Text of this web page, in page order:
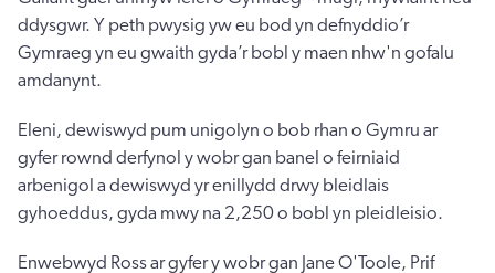
ddysgwr. Y peth pwysig yw eu bod yn defnyddio’r
Gymraeg yn eu gwaith gyda’r bobl y maen nhw'n gofalu
amdanynt.
Eleni, dewiswyd pum unigolyn o bob rhan o Gymru ar
gyfer rownd derfynol y wobr gan banel o feirniaid
arbenigol a dewiswyd yr enillydd drwy bleidlais
gyhoeddus, gyda mwy na 2,250 o bobl yn pleidleisio.
Enwebwyd Ross ar gyfer y wobr gan Jane O'Toole, Prif